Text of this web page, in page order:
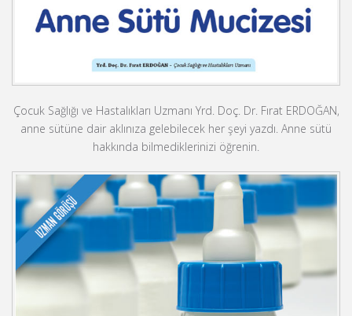
Çocuk Sağlığı ve Hastalıkları Uzmanı Yrd. Doç. Dr. Fırat ERDOĞAN,
anne sütüne dair aklınıza gelebilecek her şeyi yazdı. Anne sütü
hakkında bilmediklerinizi öğrenin.